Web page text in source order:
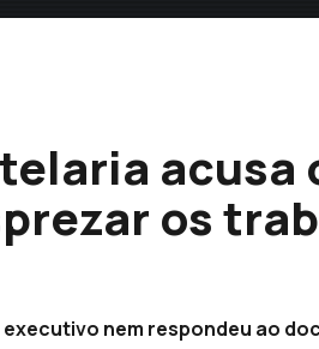
acusa
os
nem respondeu ao